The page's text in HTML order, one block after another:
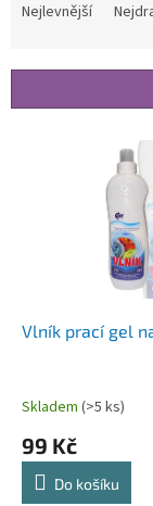
í
Nejlevnější
Vlník prací gel
Skladem (>5 ks)
99 Kč
Do košíku